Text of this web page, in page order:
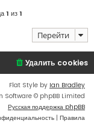
1 из1
Перейти
Удалить cookies
Flat Style by Ian Bradley
Software © phpBB Limited
Русская поддержка phpBB
| Правила